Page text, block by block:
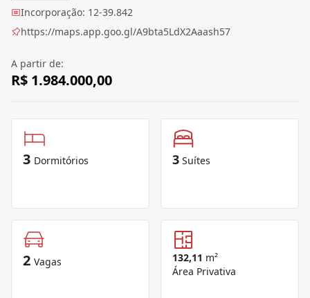
Incorporação: 12-39.842
https://maps.app.goo.gl/A9bta5LdX2Aaash57
A partir de:
R$ 1.984.000,00
3 Dormitórios 3 Suítes
2 Vagas 132,11 m²
Área Privativa